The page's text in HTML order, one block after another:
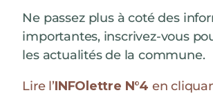
Ne passez plus à coté des
importantes, inscrivez-vous
les actualités de la commune.
Lire l’INFOlettre N°4 en